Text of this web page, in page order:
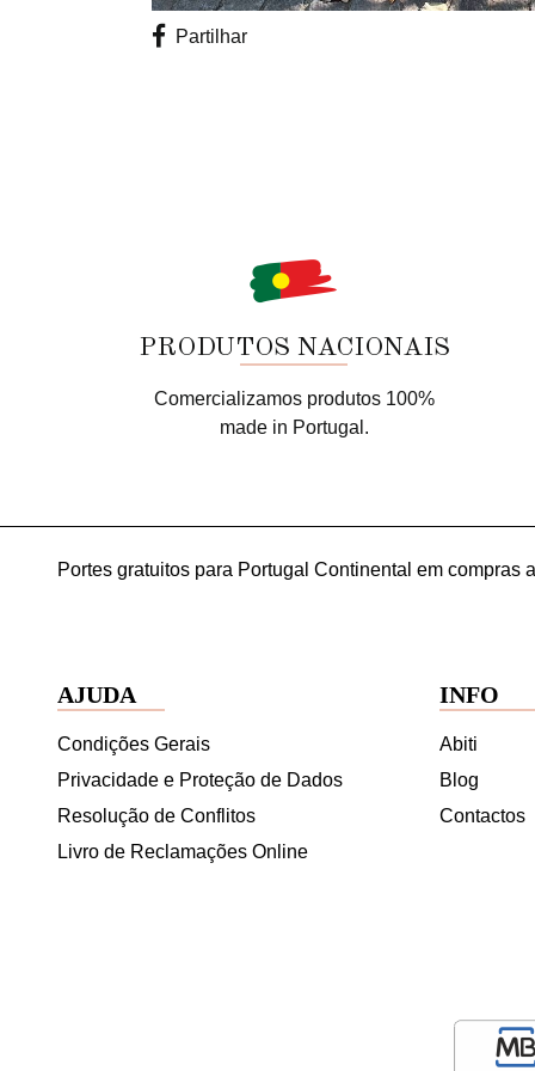
Partilhar
PRODUTOS NACIONAIS
Comercializamos produtos 100%
made in Portugal.
Portes gratuitos para Portugal Continental em compras
AJUDA
Condições Gerais
Privacidade e Proteção de Dados
Resolução de Conflitos
Livro de Reclamações Online
INFO
Abiti
Blog
Contactos